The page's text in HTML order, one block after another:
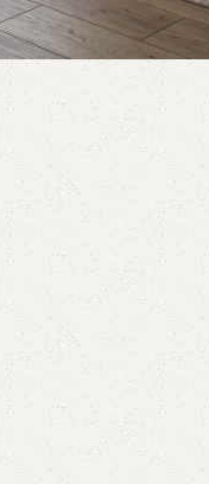
to enlarge